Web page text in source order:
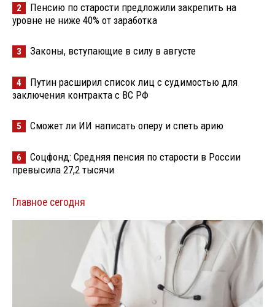
2
Пенсию по старости предложили закрепить на
уровне не ниже 40% от заработка
3 Законы, вступающие в силу в августе
4
Путин расширил список лиц с судимостью для
заключения контракта с ВС РФ
5 Сможет ли ИИ написать оперу и спеть арию
6
Соцфонд: Средняя пенсия по старости в России
превысила 27,2 тысячи
Главное сегодня